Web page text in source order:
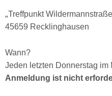
„Treffpunkt
45659 Recklinghausen
Wann?
Jeden letzten Donnerstag im
Anmeldung ist nicht